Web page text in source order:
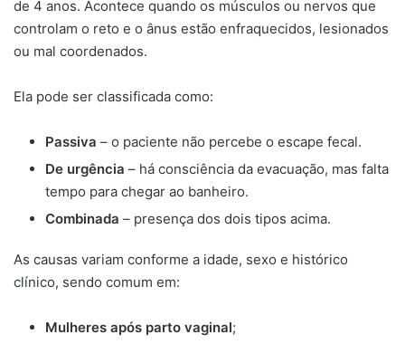
de 4 anos. Acontece quando os músculos ou nervos que
controlam o reto e o ânus estão enfraquecidos, lesionados
ou mal coordenados.
Ela pode ser classificada como:
Passiva – o paciente não percebe o escape fecal.
De urgência – há consciência da evacuação, mas falta
tempo para chegar ao banheiro.
Combinada – presença dos dois tipos acima.
As causas variam conforme a idade, sexo e histórico
clínico, sendo comum em:
Mulheres após parto vaginal;